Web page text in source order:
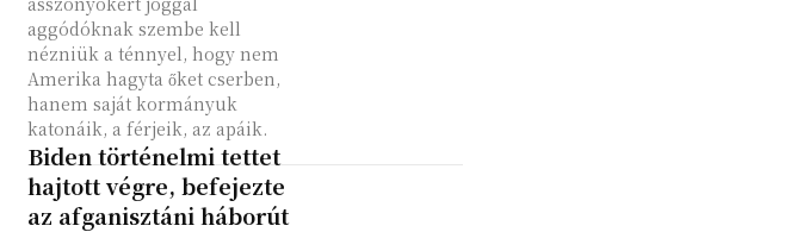
aggódóknak szembe kell
nézniük a ténnyel, hogy nem
Amerika hagyta őket cserben,
hanem saját kormányuk
katonáik, a férjeik, az apáik.
Biden történelmi tettet
hajtott végre, befejezte
az afganisztáni háborút